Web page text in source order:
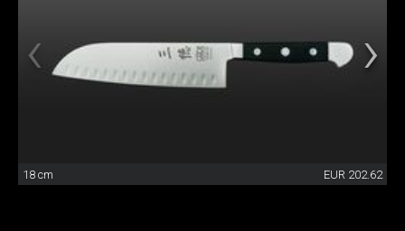
18 cm EUR 202.62